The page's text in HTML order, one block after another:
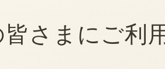
皆さまにご利